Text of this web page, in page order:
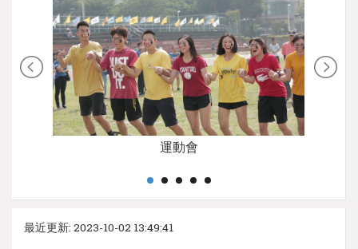
運動會
最近更新: 2023-10-02 13:49:41